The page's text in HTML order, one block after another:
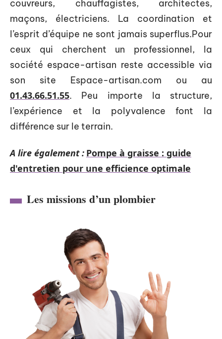
couvreurs, chauffagistes, architectes,
maçons, électriciens. La coordination et
l’esprit d’équipe ne sont jamais superflus.Pour
ceux qui cherchent un professionnel, la
société espace-artisan reste accessible via
son site Espace-artisan.com ou au
01.43.66.51.55. Peu importe la structure,
l’expérience et la polyvalence font la
différence sur le terrain.
A lire également : Pompe à graisse : guide
d'entretien pour une efficience optimale
Les missions d’un plombier